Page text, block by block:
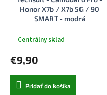
Honor X7b / X7b 5G / 90
SMART - modrá
Centrálny sklad
€9,90
Pridať do košíka